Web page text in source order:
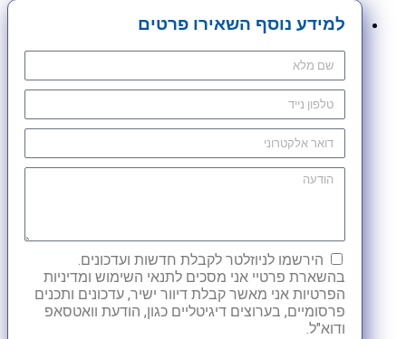
למידע נוסף השאירו פרטים
הירשמו לניוזלטר לקבלת חדשות ועדכונים.
בהשארת פרטיי אני מסכים לתנאי השימוש ומדיניות
הפרטיות אני מאשר קבלת דיוור ישיר, עדכונים ותכנים
פרסומיים, בערוצים דיגיטליים כגון, הודעת וואטסאפ
ודוא"ל.